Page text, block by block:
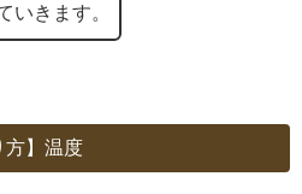
いきます。
方】温度